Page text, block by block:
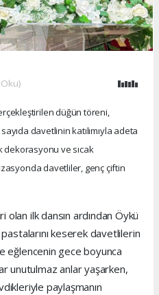
düğün töreni,
davetlinin katılımıyla adeta
dekorasyonu ve sıcak
davetliler, genç çiftin
olan ilk dansın ardından Öykü
keserek davetlilerin
eğlencenin gece boyunca
unutulmaz anlar yaşarken,
paylaşmanın